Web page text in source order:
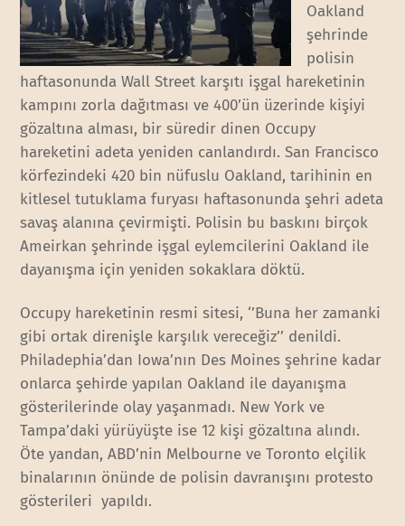
Oakland
şehrinde
polisin
haftasonunda Wall Street karşıtı işgal hareketinin
kampını zorla dağıtması ve 400’ün üzerinde kişiyi
gözaltına alması, bir süredir dinen Occupy
hareketini adeta yeniden canlandırdı. San Francisco
körfezindeki 420 bin nüfuslu Oakland, tarihinin en
kitlesel tutuklama furyası haftasonunda şehri adeta
savaş alanına çevirmişti. Polisin bu baskını birçok
Ameirkan şehrinde işgal eylemcilerini Oakland ile
dayanışma için yeniden sokaklara döktü.
Occupy hareketinin resmi sitesi, ‘’Buna her zamanki
gibi ortak direnişle karşılık vereceğiz’’ denildi.
Philadephia’dan Iowa’nın Des Moines şehrine kadar
onlarca şehirde yapılan Oakland ile dayanışma
gösterilerinde olay yaşanmadı. New York ve
Tampa’daki yürüyüşte ise 12 kişi gözaltına alındı.
Öte yandan, ABD’nin Melbourne ve Toronto elçilik
binalarının önünde de polisin davranışını protesto
gösterileri yapıldı.